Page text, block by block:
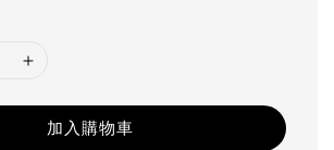
加入購物車